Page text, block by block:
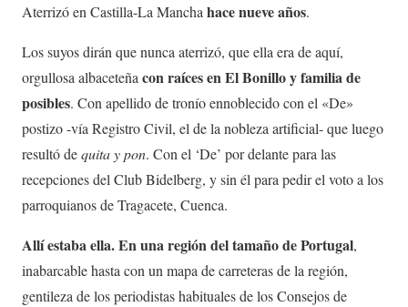
Aterrizó en Castilla-La Mancha hace nueve años.
Los suyos dirán que nunca aterrizó, que ella era de aquí,
orgullosa albaceteña con raíces en El Bonillo y familia de
posibles. Con apellido de tronío ennoblecido con el «De»
postizo -vía Registro Civil, el de la nobleza artificial- que luego
resultó dequita y pon. Con el ‘De’ por delante para las
recepciones del Club Bidelberg, y sin él para pedir el voto a los
parroquianos de Tragacete, Cuenca.
Allí estaba ella. En una región del tamaño de Portugal,
inabarcable hasta con un mapa de carreteras de la región,
gentileza de los periodistas habituales de los Consejos de